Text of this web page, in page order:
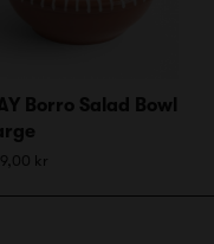
Borro Salad Bowl
kr